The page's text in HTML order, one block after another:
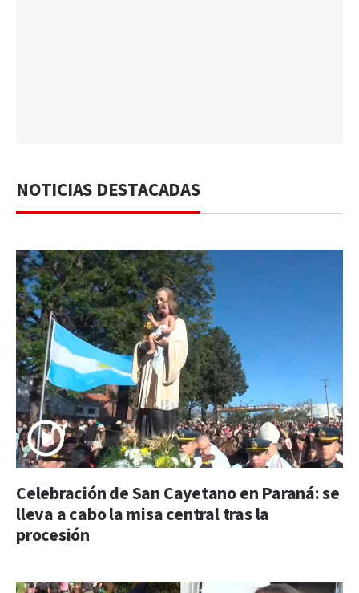
NOTICIAS DESTACADAS
Celebración de San Cayetano en Paraná: se
lleva a cabo la misa central tras la
procesión